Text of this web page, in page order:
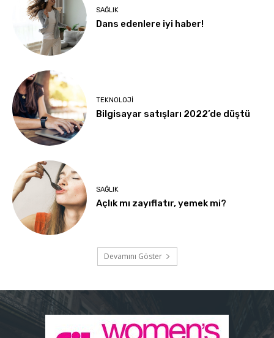
SAĞLIK
Dans edenlere iyi haber!
TEKNOLOJI
Bilgisayar satışları 2022’de düştü
SAĞLIK
Açlık mı zayıflatır, yemek mi?
Devamını Göster